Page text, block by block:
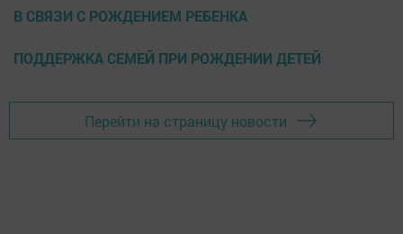
В СВЯЗИ С РОЖДЕНИЕМ РЕБЕНКА
ПОДДЕРЖКА СЕМЕЙ ПРИ РОЖДЕНИИ ДЕТЕЙ
Перейти на страницу новости